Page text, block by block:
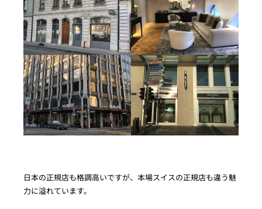
日本の正規店も格調高いですが、本場スイスの正規店も違う魅
力に溢れています。